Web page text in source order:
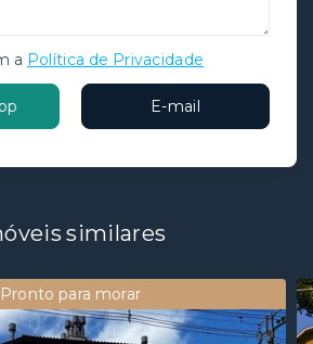
a Política de Privacidade
E-mail
similares
Pronto para morar